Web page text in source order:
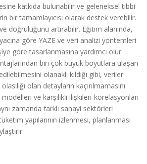
katkıda bulunabilir ve geleneksel tıbbi
bir tamamlayıcısı olarak destek verebilir.
ve doğruluğunu artırabilir. Eğitim alanında,
göre YAZE ve veri analizi yöntemleri
göre tasarlanmasına yardımcı olur.
biri çok büyük boyutlara ulaşan
olanaklı kıldığı gibi, veriler
olan detayların kaçırılmamasını
ve karşılıklı ilişkileri-korelasyonları
zamanda farklı sanayi sektörleri
yapılarının izlenmesi, planlanması